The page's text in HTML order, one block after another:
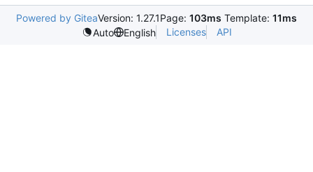
Powered by GiteaVersion: 1.27.1Page: 103ms Template: 11ms
Auto
English Licenses API